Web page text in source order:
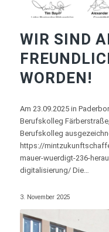
WIR SIND
WORDEN!
Am 23.09.2025 in
Berufskolleg
Berufskolleg
https://
mauer-wuerdigt-236-
digitalisierung/ Die…
3. November 2025